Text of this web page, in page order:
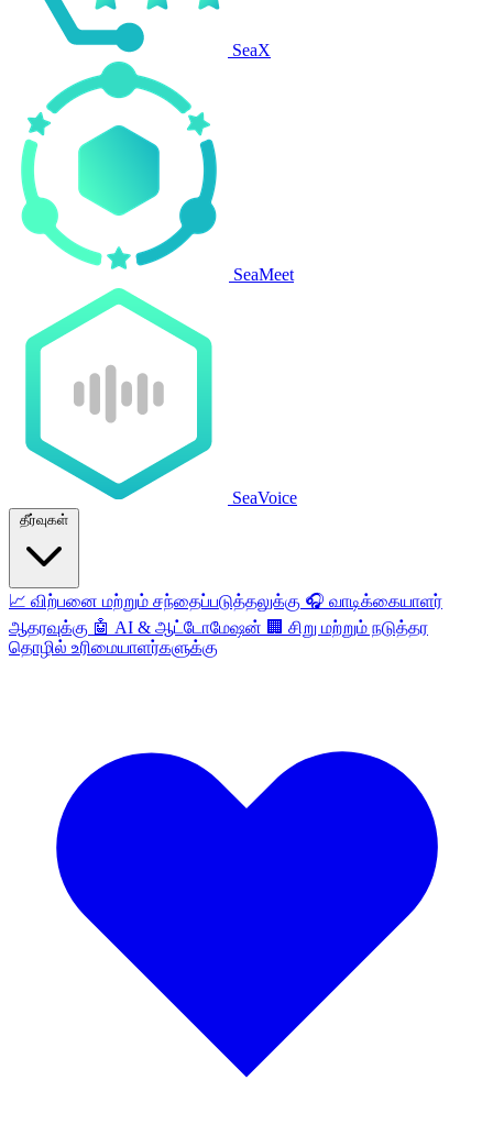
SeaX
SeaMeet
SeaVoice
தீர்வுகள்
📈 விற்பனை மற்றும் சந்தைப்படுத்தலுக்கு 🎧 வாடிக்கையாளர்
ஆதரவுக்கு 🤖 AI & ஆட்டோமேஷன் 🏢 சிறு மற்றும் நடுத்தர
தொழில் உரிமையாளர்களுக்கு